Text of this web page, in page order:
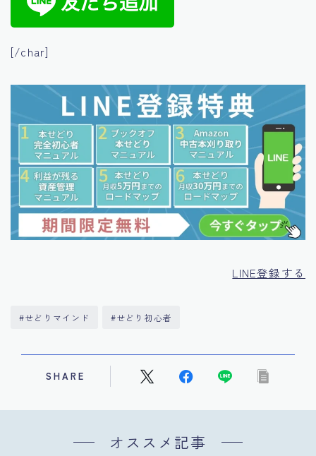
[/char]
LINE登録する
#せどりマインド #せどり初心者
SHARE
オススメ記事